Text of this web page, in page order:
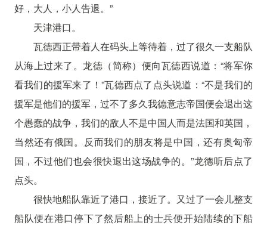
好，大人，小人告退。”
天津港口。
瓦德西正带着人在码头上等待着，过了很久一支船队
从海上过来了。龙德（简称）便向瓦德西说道：“将军你
看我们的援军来了！”瓦德西点了点头说道：“不是我们的
援军是他们的援军，过不了多久我德意志帝国便会退出这
个愚蠢的战争，我们的敌人不是中国人而是法国和英国，
当然还有俄国。反而我们的朋友将是中国，还有奥匈帝
国，不过他们也会很快退出这场战争的。”龙德听后点了
点头。
很快地船队靠近了港口，接近了。又过了一会儿整支
船队便在港口停下了然后船上的士兵便开始陆续的下船